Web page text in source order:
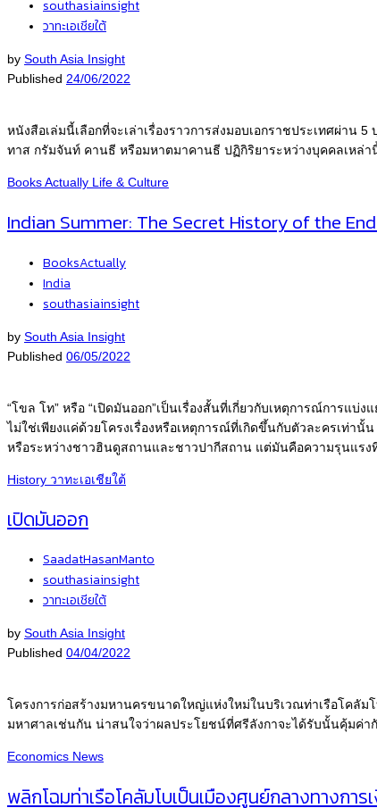
southasiainsight
วาทะเอเชียใต้
by South Asia Insight
Published 24/06/2022
หนังสือเล่มนี้เลือกที่จะเล่าเรื่องราวการส่งมอบเอกราชประเทศผ่า
ทาส กรัมจันท์ คานธี หรือมหาตมาคานธี ปฏิกิริยาระหว่างบุคคลเหล่
Books Actually Life & Culture
Indian Summer: The Secret History of the
BooksActually
India
southasiainsight
by South Asia Insight
Published 06/05/2022
“โขล โท” หรือ “เปิดมันออก”เป็นเรื่องสั้นที่เกี่ยวกับเหตุการณ์การแ
ไม่ใช่เพียงแค่ด้วยโครงเรื่องหรือเหตุการณ์ที่เกิดขึ้นกับตัวละครเท่า
หรือระหว่างชาวฮินดูสถานและชาวปากีสถาน แต่มันคือความรุนแร
History วาทะเอเชียใต้
เปิดมันออก
SaadatHasanManto
southasiainsight
วาทะเอเชียใต้
by South Asia Insight
Published 04/04/2022
โครงการก่อสร้างมหานครขนาดใหญ่แห่งใหม่ในบริเวณท่าเรือโคลัม
มหาศาลเช่นกัน น่าสนใจว่าผลประโยชน์ที่ศรีลังกาจะได้รับนั้นคุ้มค่า
Economics News
พลิกโฉมท่าเรือโคลัมโบเป็นเมืองศูนย์กลางทางการเ